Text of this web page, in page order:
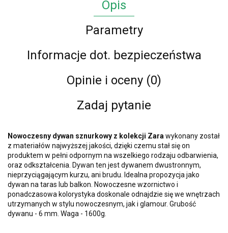
Opis
Parametry
Informacje dot. bezpieczeństwa
Opinie i oceny (0)
Zadaj pytanie
Nowoczesny dywan sznurkowy z kolekcji Zara wykonany został
z materiałów najwyższej jakości, dzięki czemu stał się on
produktem w pełni odpornym na wszelkiego rodzaju odbarwienia,
oraz odkształcenia. Dywan ten jest dywanem dwustronnym,
nieprzyciągającym kurzu, ani brudu. Idealna propozycja jako
dywan na taras lub balkon. Nowoczesne wzornictwo i
ponadczasowa kolorystyka doskonale odnajdzie się we wnętrzach
utrzymanych w stylu nowoczesnym, jak i glamour. Grubość
dywanu - 6 mm. Waga - 1600g.